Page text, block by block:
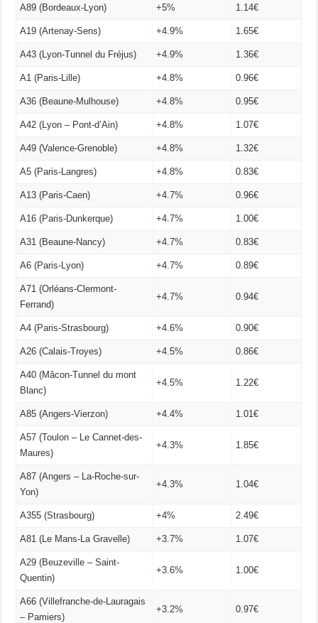
A89 (Bordeaux-Lyon) +5% 1.14€
A19 (Artenay-Sens) +4.9% 1.65€
A43 (Lyon-Tunnel du Fréjus) +4.9% 1.36€
A1 (Paris-Lille) +4.8% 0.96€
A36 (Beaune-Mulhouse) +4.8% 0.95€
A42 (Lyon – Pont-d’Ain) +4.8% 1.07€
A49 (Valence-Grenoble) +4.8% 1.32€
A5 (Paris-Langres) +4.8% 0.83€
A13 (Paris-Caen) +4.7% 0.96€
A16 (Paris-Dunkerque) +4.7% 1.00€
A31 (Beaune-Nancy) +4.7% 0.83€
A6 (Paris-Lyon) +4.7% 0.89€
A71 (Orléans-Clermont-
Ferrand)
+4.7% 0.94€
A4 (Paris-Strasbourg) +4.6% 0.90€
A26 (Calais-Troyes) +4.5% 0.86€
A40 (Mâcon-Tunnel du mont
Blanc)
+4.5% 1.22€
A85 (Angers-Vierzon) +4.4% 1.01€
A57 (Toulon – Le Cannet-des-
Maures)
+4.3% 1.85€
A87 (Angers – La-Roche-sur-
Yon)
+4.3% 1.04€
A355 (Strasbourg) +4% 2.49€
A81 (Le Mans-La Gravelle) +3.7% 1.07€
A29 (Beuzeville – Saint-
Quentin)
+3.6% 1.00€
A66 (Villefranche-de-Lauragais
– Pamiers)
+3.2% 0.97€